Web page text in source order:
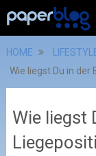
HOME
Wie liegst Du in
Wie liegst